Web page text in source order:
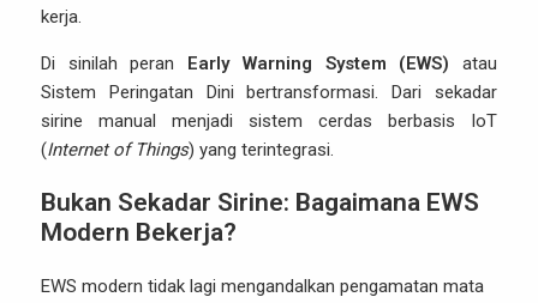
kerja.
Di sinilah peran Early Warning System (EWS) atau
Sistem Peringatan Dini bertransformasi. Dari sekadar
sirine manual menjadi sistem cerdas berbasis IoT
(Internet of Things) yang terintegrasi.
Bukan Sekadar Sirine: Bagaimana EWS
Modern Bekerja?
EWS modern tidak lagi mengandalkan pengamatan mata